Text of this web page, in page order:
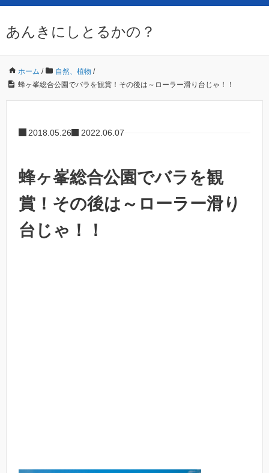
あんきにしとるかの？
ホーム / 自然、植物 /
蜂ヶ峯総合公園でバラを観賞！その後は～ローラー滑り台じゃ！！
2018.05.26 2022.06.07
蜂ヶ峯総合公園でバラを観
賞！その後は～ローラー滑り
台じゃ！！